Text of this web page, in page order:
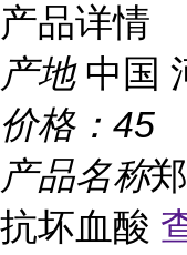
产品详情
产地 中国
价格： 45
产品名称
抗坏血酸